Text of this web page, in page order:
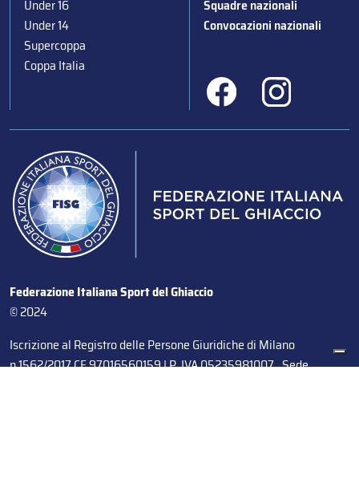
Under 16
Under 14
Supercoppa
Coppa Italia
Squadre nazionali
Convocazioni nazionali
Federazione Italiana Sport del Ghiaccio
© 2024
Iscrizione al Registro delle Persone Giuridiche di Milano
n.1562/2017 CF 97016560159 | P. IVA 05235981007 Sede